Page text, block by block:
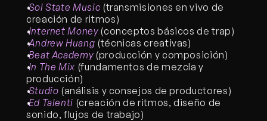
Sol State Music (transmisiones en vivo de
creación de ritmos)
Internet Money (conceptos básicos de trap)
Andrew Huang (técnicas creativas)
Beat Academy (producción y composición)
In The Mix (fundamentos de mezcla y
producción)
Studio (análisis y consejos de productores)
Ed Talenti (creación de ritmos, diseño de
sonido, flujos de trabajo)